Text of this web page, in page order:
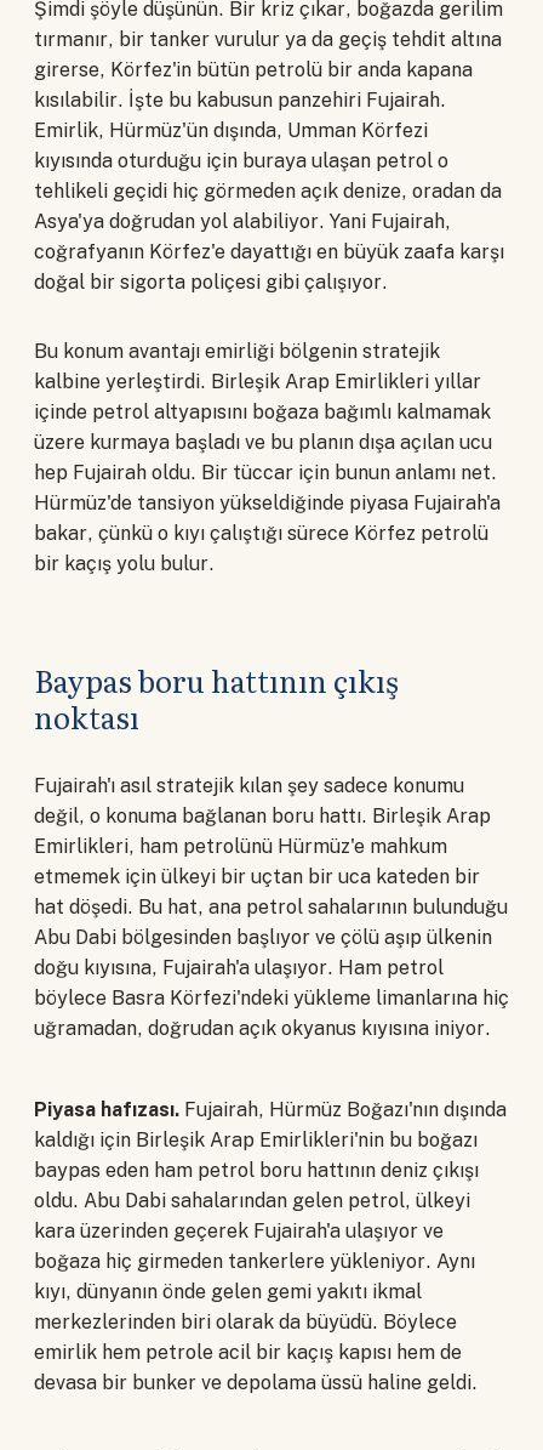
Şimdi şöyle düşünün. Bir kriz çıkar, boğazda gerilim
tırmanır, bir tanker vurulur ya da geçiş tehdit altına
girerse, Körfez'in bütün petrolü bir anda kapana
kısılabilir. İşte bu kabusun panzehiri Fujairah.
Emirlik, Hürmüz'ün dışında, Umman Körfezi
kıyısında oturduğu için buraya ulaşan petrol o
tehlikeli geçidi hiç görmeden açık denize, oradan da
Asya'ya doğrudan yol alabiliyor. Yani Fujairah,
coğrafyanın Körfez'e dayattığı en büyük zaafa karşı
doğal bir sigorta poliçesi gibi çalışıyor.
Bu konum avantajı emirliği bölgenin stratejik
kalbine yerleştirdi. Birleşik Arap Emirlikleri yıllar
içinde petrol altyapısını boğaza bağımlı kalmamak
üzere kurmaya başladı ve bu planın dışa açılan ucu
hep Fujairah oldu. Bir tüccar için bunun anlamı net.
Hürmüz'de tansiyon yükseldiğinde piyasa Fujairah'a
bakar, çünkü o kıyı çalıştığı sürece Körfez petrolü
bir kaçış yolu bulur.
Baypas boru hattının çıkış
noktası
Fujairah'ı asıl stratejik kılan şey sadece konumu
değil, o konuma bağlanan boru hattı. Birleşik Arap
Emirlikleri, ham petrolünü Hürmüz'e mahkum
etmemek için ülkeyi bir uçtan bir uca kateden bir
hat döşedi. Bu hat, ana petrol sahalarının bulunduğu
Abu Dabi bölgesinden başlıyor ve çölü aşıp ülkenin
doğu kıyısına, Fujairah'a ulaşıyor. Ham petrol
böylece Basra Körfezi'ndeki yükleme limanlarına hiç
uğramadan, doğrudan açık okyanus kıyısına iniyor.
Piyasa hafızası. Fujairah, Hürmüz Boğazı'nın dışında
kaldığı için Birleşik Arap Emirlikleri'nin bu boğazı
baypas eden ham petrol boru hattının deniz çıkışı
oldu. Abu Dabi sahalarından gelen petrol, ülkeyi
kara üzerinden geçerek Fujairah'a ulaşıyor ve
boğaza hiç girmeden tankerlere yükleniyor. Aynı
kıyı, dünyanın önde gelen gemi yakıtı ikmal
merkezlerinden biri olarak da büyüdü. Böylece
emirlik hem petrole acil bir kaçış kapısı hem de
devasa bir bunker ve depolama üssü haline geldi.